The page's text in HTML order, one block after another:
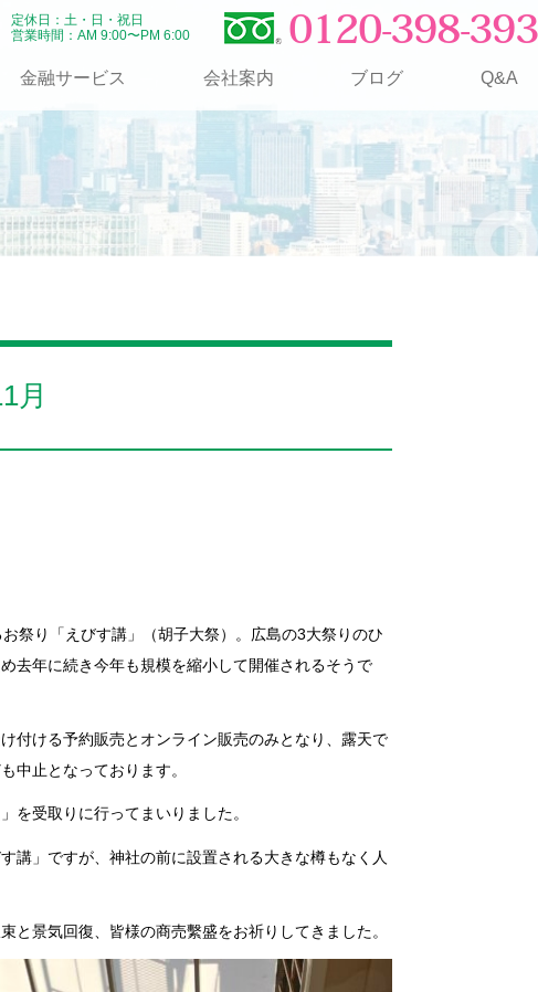
定休日：土・日・祝日
営業時間：AM 9:00〜PM 6:00
0120-398-393
金融サービス 会社案内 ブログ Q&A
月
祭り「えびす講」（胡子大祭）。広島の3大祭りのひ
去年に続き今年も規模を縮小して開催されるそうで
付ける予約販売とオンライン販売のみとなり、露天で
中止となっております。
を受取りに行ってまいりました。
講」ですが、神社の前に設置される大きな樽もなく人
と景気回復、皆様の商売繫盛をお祈りしてきました。